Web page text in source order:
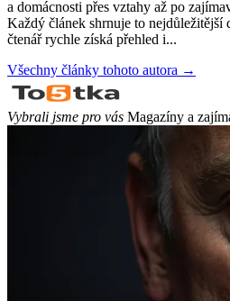
a domácnosti přes vztahy až po
Každý článek shrnuje to nejdůležitější
čtenář rychle získá přehled i...
Všechny články tohoto autora →
Vybrali jsme pro vás Magazíny a